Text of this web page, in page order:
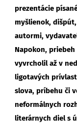
prezentácie
myšlienok,
autormi,
Napokon,
vyvrcholil až v
ligotavých
slova, príbehu či
neformálnych
literárnych diel s